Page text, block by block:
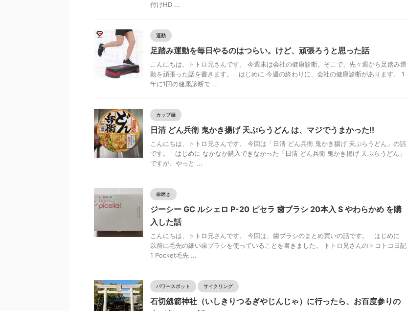
付けHD ...
運動
足踏み運動を毎日やるのはつらい。けど、頑張ろうと思った話
こんにちは、トトロ兄さんです。 今週末は会社の健康診断。そこで、先々週から足踏み運
動を頑張った話を書きます。 はじめに 今週の終わりに、会社の健康診断があります。 1
年に1回の健康診断で ...
カップ麺
日清 どん兵衛 鬼かき揚げ 天ぷらうどん は、マジでうまかった!!
こんにちは、トトロ兄さんです。 今回は「日清 どん兵衛 鬼かき揚げ 天ぷらうどん」の話
です。 はじめに なかなか購入できなかった「日清 どん兵衛 鬼かき揚げ 天ぷらうどん」
ですが、やっと ...
歯磨き
ジーシー GC ルシェロ P-20 ピセラ 歯ブラシ 20本入 S やわらかめ を購
入した話
こんにちは、トトロ兄さんです。 今回は、歯ブラシのまとめ買いの話です。 はじめに
以前に毛先の細い歯ブラシを使っていることを書きました。 トトロ兄さんのトコトコ日記
1 Pocket毛先 ...
パワースポット サイクリング
石切劔箭神社（いしきりつるぎやじんじゃ）に行ったら、お百度参りの